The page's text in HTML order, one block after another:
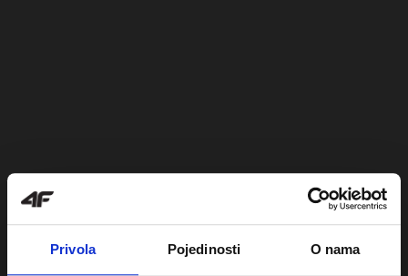
Privola Pojedinosti O nama